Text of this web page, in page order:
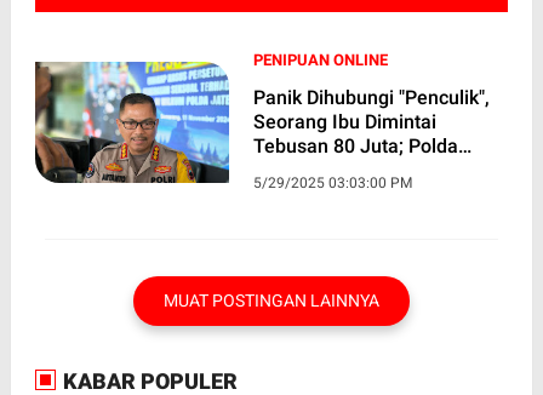
PENIPUAN ONLINE
Panik Dihubungi "Penculik",
Seorang Ibu Dimintai
Tebusan 80 Juta; Polda
Penipuan Online,
5/29/2025 03:03:00 PM
MUAT POSTINGAN LAINNYA
KABAR POPULER